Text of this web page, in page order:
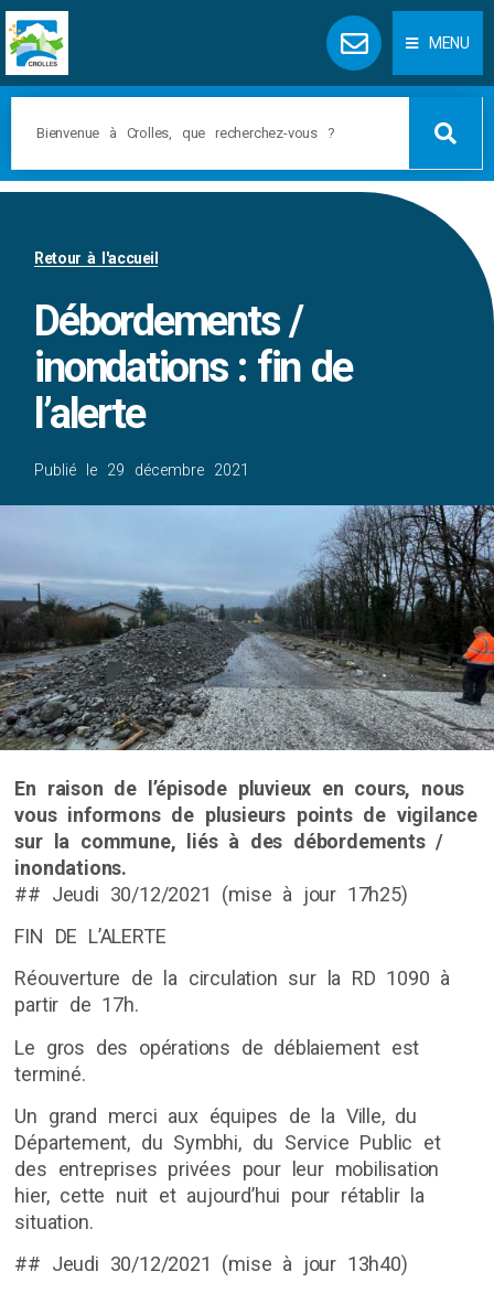
MENU
Retour à l'accueil
Débordements /
inondations : fin de
l’alerte
Publié le 29 décembre 2021
En raison de l’épisode pluvieux en cours, nous
vous informons de plusieurs points de vigilance
sur la commune, liés à des débordements /
inondations.
## Jeudi 30/12/2021 (mise à jour 17h25)
FIN DE L’ALERTE
Réouverture de la circulation sur la RD 1090 à
partir de 17h.
Le gros des opérations de déblaiement est
terminé.
Un grand merci aux équipes de la Ville, du
Département, du Symbhi, du Service Public et
des entreprises privées pour leur mobilisation
hier, cette nuit et aujourd’hui pour rétablir la
situation.
## Jeudi 30/12/2021 (mise à jour 13h40)
Panneau de gestion des cookies